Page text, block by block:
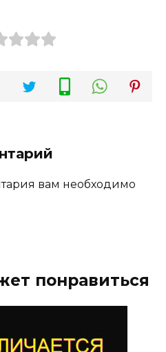
вам необходимо
понравиться